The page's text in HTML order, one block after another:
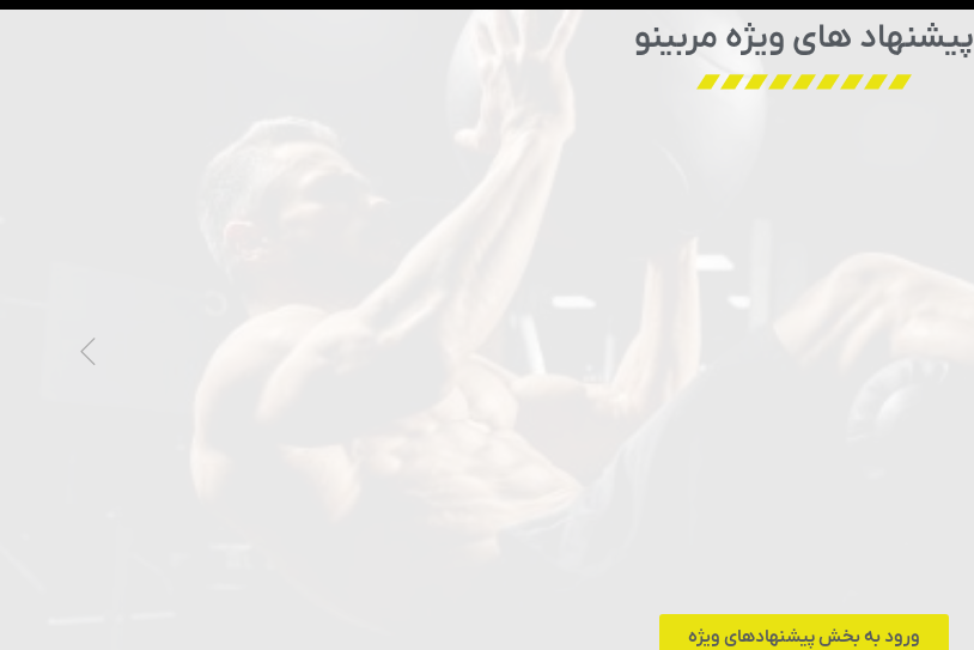
پیشنهاد های ویژه مربینو
ورود به بخش پیشنهادهای ویژه